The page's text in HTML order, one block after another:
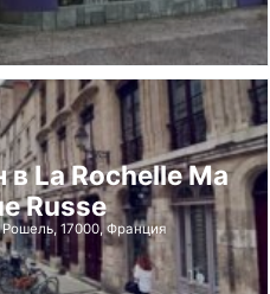
в La Rochelle Ma
Russe
17000, Франция